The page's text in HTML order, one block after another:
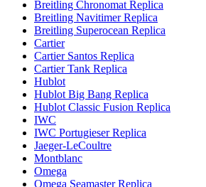
Breitling Chronomat Replica
Breitling Navitimer Replica
Breitling Superocean Replica
Cartier
Cartier Santos Replica
Cartier Tank Replica
Hublot
Hublot Big Bang Replica
Hublot Classic Fusion Replica
IWC
IWC Portugieser Replica
Jaeger-LeCoultre
Montblanc
Omega
Omega Seamaster Replica